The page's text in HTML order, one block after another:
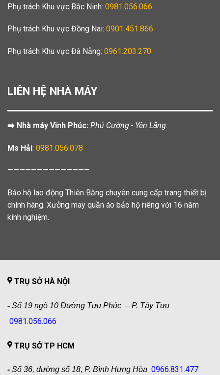
Phụ trách Khu vực Bắc Ninh: 0981.056.066
Phụ trách Khu vực Đồng Nai: 0901.451.866
Phụ trách Khu vực Đà Nẵng: 0961.203.270
LIÊN HỆ NHÀ MÁY
➡️ Nhà máy Vĩnh Phúc: Phú Cường - Yên Lãng.
Ms Hải: 0981.056.078
——————————————
Bảo hộ lao động Thiên Bằng chuyên cung cấp trang thiết bị
chính hãng. Xưởng may quần áo bảo hộ riêng với 16 năm
kinh nghiệm.
TRỤ SỞ HÀ NỘI
- Số 19 ngõ 10 Đường Tựu Phúc – P. Tây Tựu
0981.056.066
TRỤ SỞ TP HCM
- Số 36, đường số 18, P. Bình Hưng Hòa 0966.831.477